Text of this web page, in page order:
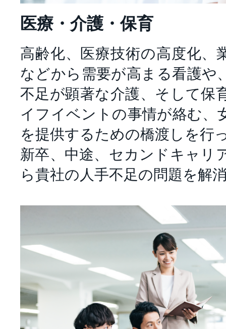
医療・介護・保育
高齢化、医療技術の高度化、
などから需要が高まる看護や
不足が顕著な介護、そして保
イフイベントの事情が絡む、
を提供するための橋渡しを行
新卒、中途、セカンドキャリ
ら貴社の人手不足の問題を解